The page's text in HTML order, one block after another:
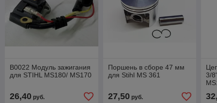
B0022 Модуль зажигания
для STIHL МS180/ MS170
26,40 руб.
Поршень в сборе 47 мм
для Stihl MS 361
27,50руб.
3/